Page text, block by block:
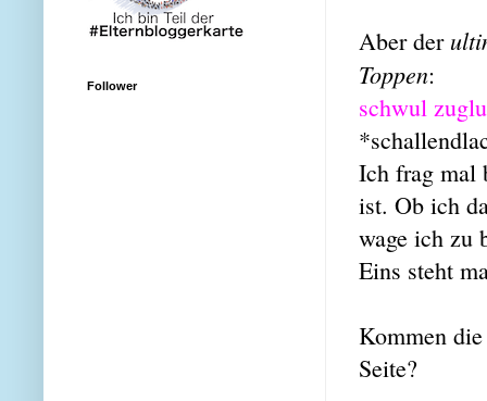
Aber der
Toppen:
schwul
Ich frag mal
ist. Ob ich
wage ich zu
Eins steht
Kommen
Seite?
Follower